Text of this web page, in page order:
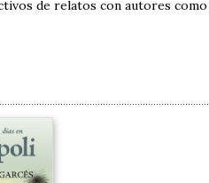
de relatos con autores